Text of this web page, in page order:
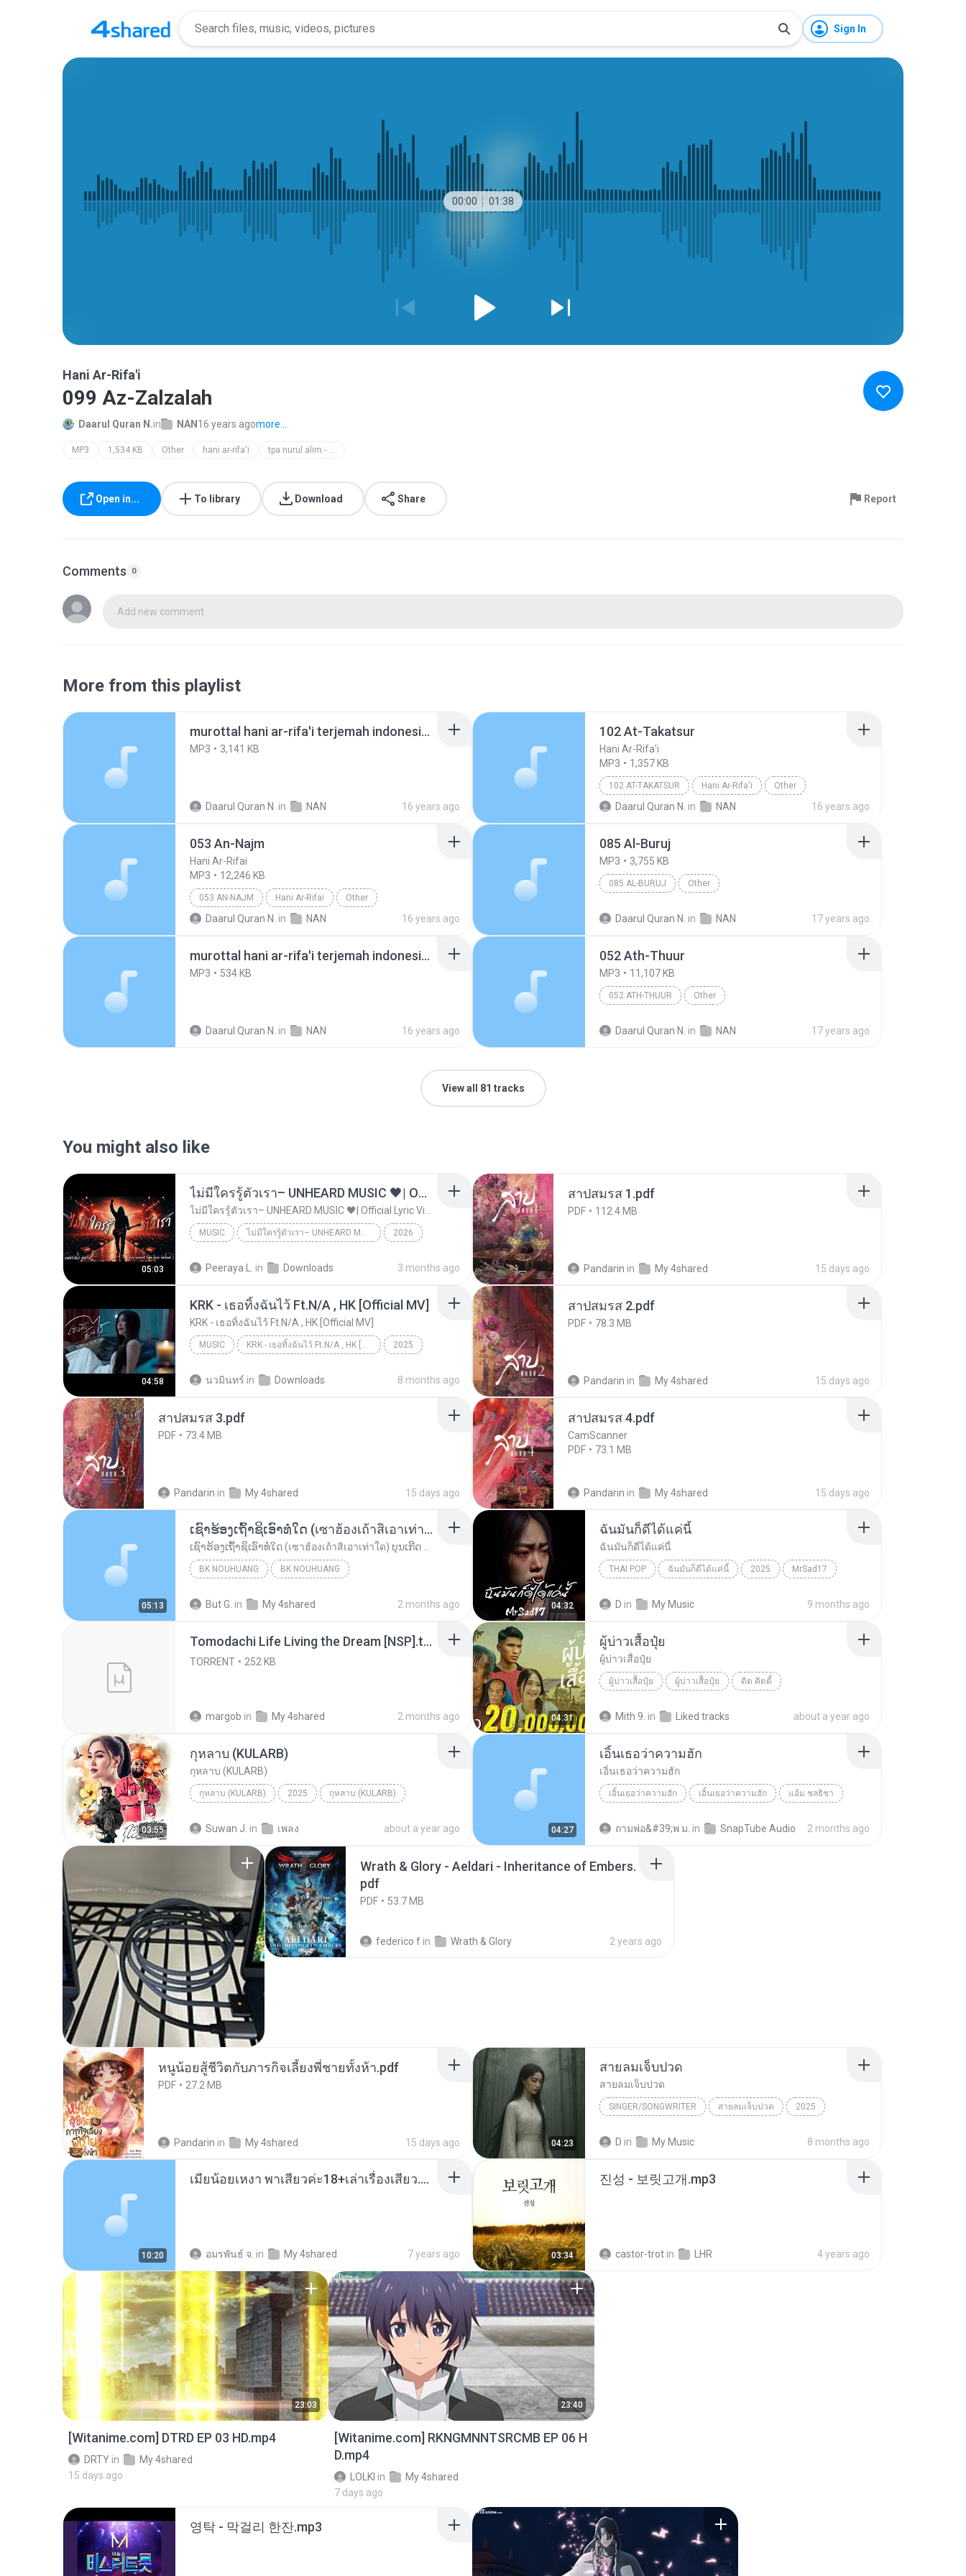
Sign In
00:00 01:38
Hani Ar-Rifa'i
099 Az-Zalzalah
Daarul Quran N.in NAN 16 years agomore...
MP3 1,534 KB Other hani ar-rifa'i tpa nurul alim - http://iqro.co.nr
Open in... To library Download Share Report
Comments 0
Add new comment
More from this playlist
murottal hani ar-rifa'i terjemah indonesia 096n al-alaq.mp3
MP3 3,141 KB
Daarul Quran N. in NAN 16 years ago
102 At-Takatsur
Hani Ar-Rifa'i
MP3
1,357 KB
102 AT-TAKATSUR Hani Ar-Rifa'i Other
Daarul Quran N. in NAN 16 years ago
053 An-Najm
Hani Ar-Rifai
MP3
12,246 KB
053 AN-NAJM Hani Ar-Rifai Other
Daarul Quran N. in NAN 16 years ago
085 Al-Buruj
MP3 3,755 KB
085 AL-BURUJ Other
Daarul Quran N. in NAN 17 years ago
murottal hani ar-rifa'i terjemah indonesia 103n al-ashr.mp3
MP3 534 KB
Daarul Quran N. in NAN 16 years ago
052 Ath-Thuur
MP3 11,107 KB
052 ATH-THUUR Other
Daarul Quran N. in NAN 17 years ago
View all 81 tracks
You might also like
05:03
ไม่มีใครรู้ตัวเรา– UNHEARD MUSIC 🖤| Official Lyric Video | เพลงสู้ชีวิต
MUSIC ไม่มีใครรู้ตัวเรา– UNHEARD MUSIC 🖤| Official Lyric Video | เพลงสู้ชีวิต 2026
Peeraya L. in Downloads 3 months ago
สาปสมรส 1.pdf
PDF 112.4 MB
Pandarin in My 4shared 15 days ago
04:58
KRK - เธอทิ้งฉันไว้ Ft.N/A , HK [Official MV]
KRK - เธอทิ้งฉันไว้ Ft.N/A , HK [Official MV]
MUSIC KRK - เธอทิ้งฉันไว้ Ft.N/A , HK [Official MV] 2025
นวมินทร์ in Downloads 8 months ago
สาปสมรส 2.pdf
PDF 78.3 MB
Pandarin in My 4shared 15 days ago
สาปสมรส 3.pdf
PDF 73.4 MB
Pandarin in My 4shared 15 days ago
สาปสมรส 4.pdf
CamScanner
PDF
73.1 MB
Pandarin in My 4shared 15 days ago
05:13
ເຊົາຮ້ອງເຖົ້າຊິເອົາທໍ່ໃດ (เซาฮ้องเถ้าสิเอาเท่าใด) ບຸນເກີດ ຫນູຫ່ວງ ft. ໂສພາ ຈຸນທະລາ
BK NOUHUANG BK NOUHUANG
But G. in My 4shared 2 months ago 04:32
ฉันมันก็ดีได้แค่นี้
ฉันมันก็ดีได้แค่นี้
THAI POP ฉันมันก็ดีได้แค่นี้ 2025 MrSad17
D in My Music 9 months ago
Tomodachi Life Living the Dream [NSP].torrent
TORRENT 252 KB
margob in My 4shared 2 months ago 04:31
ผู้บ่าวเสื้อปุ๋ย
ผู้บ่าวเสื้อปุ๋ย
ผู้บ่าวเสื้อปุ๋ย ผู้บ่าวเสื้อปุ๋ย ดิด คิตตี้
Mith 9. in Liked tracks about a year ago
03:55
กุหลาบ (KULARB)
กุหลาบ (KULARB)
กุหลาบ (KULARB) 2025 กุหลาบ (KULARB)
Suwan J. in เพลง about a year ago 04:27
เอิ้นเธอว่าความฮัก
เอิ้นเธอว่าความฮัก
เอิ้นเธอว่าความฮัก เอิ้นเธอว่าความฮัก แอ้ม ชลธิชา
ถามพ่อ&#39;พ ม. in SnapTube Audio 2 months ago
Wrath & Glory - Aeldari - Inheritance of Embers.
pdf
PDF 53.7 MB
federico f in Wrath & Glory 2 years ago
หนูน้อยสู้ชีวิตกับภารกิจเลี้ยงพี่ชายทั้งห้า.pdf
PDF 27.2 MB
Pandarin in My 4shared 15 days ago 04:23
สายลมเจ็บปวด
สายลมเจ็บปวด
SINGER/SONGWRITER สายลมเจ็บปวด 2025
D in My Music 8 months ago
10:20
เมียน้อยเหงา พาเสียวค่ะ18+เล่าเรื่องเสียว.mp3
อมรพันธ์ จ. in My 4shared 7 years ago 03:34
진성 - 보릿고개.mp3
castor-trot in LHR 4 years ago
23:03
[Witanime.com] DTRD EP 03 HD.mp4
DRTY in
My 4shared
15 days ago
23:40
[Witanime.com] RKNGMNNTSRCMB EP 06 H
D.mp4
LOLKI in
My 4shared
7 days ago
영탁 - 막걸리 한잔.mp3